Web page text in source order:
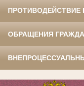
ПРОТИВОДЕЙСТВИЕ
ОБРАЩЕНИЯ